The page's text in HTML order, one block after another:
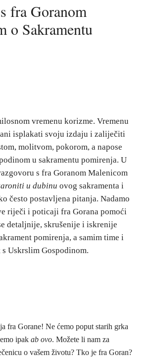
fra Goranom
o Sakramentu
vremenu korizme. Vremenu
isplakati svoju izdaju i zaliječiti
molitvom, pokorom, a napose
u sakramentu pomirenja. U
s fra Goranom Malenicom
u dubinu ovog sakramenta i
često postavljena pitanja. Nadamo
riječi i poticaji fra Gorana pomoći
detaljnije, skrušenije i iskrenije
pomirenja, a samim time i
s Uskrslim Gospodinom.
fra Gorane! Ne ćemo poput starih grka
ipak ab ovo. Možete li nam za
o vašem životu? Tko je fra Goran?